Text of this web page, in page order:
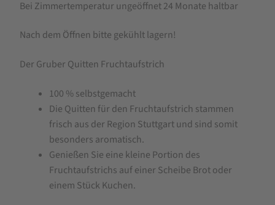
Bei Zimmertemperatur ungeöffnet 24 Monate haltbar
Nach dem Öffnen bitte gekühlt lagern!
Der Gruber Quitten Fruchtaufstrich
100 % selbstgemacht
Die Quitten für den Fruchtaufstrich stammen
frisch aus der Region Stuttgart und sind somit
besonders aromatisch.
Genießen Sie eine kleine Portion des
Fruchtaufstrichs auf einer Scheibe Brot oder
einem Stück Kuchen.